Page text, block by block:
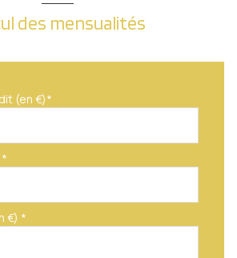
des mensualités
(en €)*
€) *